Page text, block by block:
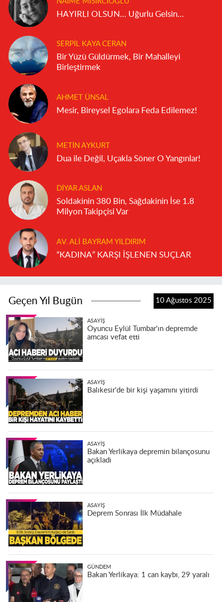
HAYIRLI OLSUN… Uğurlu Gelsin…
SERPIL KAYA CERAN
Bir Yüzü Güldürmek, Bir Mahalleyi
Birleştirmek
AHMET ÜNSAL
Mesir, Bireysel Egolara Feda Edilemez!
METIN AYKURT
Dua ile Değil, Uçakla Söner O Yangınlar!
DIYAR ASLAN
Soldakinin 380 Bin, Sağdakinin İse 1.8
Milyon Takipçisi Var
AV. ALI BAYRAM YILDIRIM
“KADINA” KARŞI İŞLENEN SUÇLAR
Geçen Yıl Bugün 10 Ağustos 2025
ASAYIŞ
Oyuncu Eylül Tumbar'ın depremde
amcası vefat etti
ASAYIŞ
Balıkesir'de bir kişi yaşamını yitirdi
ASAYIŞ
Bakan Yerlikaya depremin bilançosunu
açıkladı
ASAYIŞ
Deprem Sonrası İlk Müdahale
GÜNDEM
Bakan Yerlikaya: 1 can kaybı, 29 yaralı